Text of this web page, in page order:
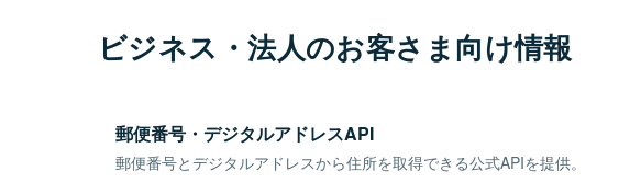
ビジネス・法人のお客さま向け情報
郵便番号・デジタルアドレスAPI
郵便番号とデジタルアドレスから住所を取得できる公式APIを提供。